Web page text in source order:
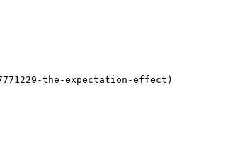
the-expectation-effect)